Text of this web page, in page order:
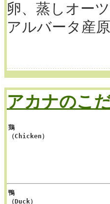
卵、蒸しオー
アルバータ産
アカナのこ
鶏
（Chicken）
鴨
（Duck）